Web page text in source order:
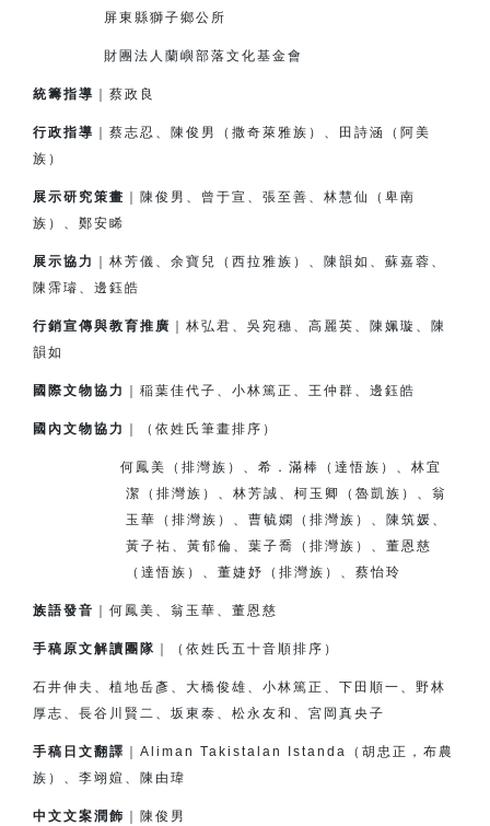
屏東縣獅子鄉公所
財團法人蘭嶼部落文化基金會
統籌指導 ｜蔡政良
行政指導
｜蔡志忍、陳俊男（撒奇萊雅族）、田詩涵（阿美
族）
展示研究策畫
｜陳俊男、曾于宣、張至善、林慧仙（卑南
族）、鄭安睎
展示協力
｜林芳儀、余寶兒（西拉雅族）、陳韻如、蘇嘉蓉、
陳霈璿、邊鈺皓
行銷宣傳與教育推廣
｜林弘君、吳宛穗、高麗英、陳姵璇、陳
韻如
國際文物協力 稲葉佳代子、小林篤正、王仲群、邊鈺皓
國內文物協力 ｜（依姓氏筆畫排序）
何鳳美（排灣族）、希．滿棒（達悟族）、林宜
潔（排灣族）、 林芳誠、柯玉卿（魯凱族）、翁
玉華（排灣族）、 曹毓嫻（排灣族）、 陳筑媛、
黃子祐、黃郁倫、 葉子喬（排灣族）、董恩慈
（達悟族）、 董婕妤（排灣族）、 蔡怡玲
族語發音 ｜何鳳美、翁玉華、董恩慈
手稿原文解讀團隊 ｜（依姓氏五十音順排序）
石井伸夫、植地岳彥、大橋俊雄、小林篤正、下田順一、 野林
厚志、長谷川賢二、坂東泰、松永友和、宮岡真央子
手稿日文翻譯
｜Aliman Takistalan Istanda（胡忠正，布農
族）、李翊媗、陳由瑋
中文文案潤飾 ｜陳俊男